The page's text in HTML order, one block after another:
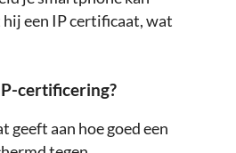
een IP certificaat, wat
certificering?
geeft aan hoe goed een